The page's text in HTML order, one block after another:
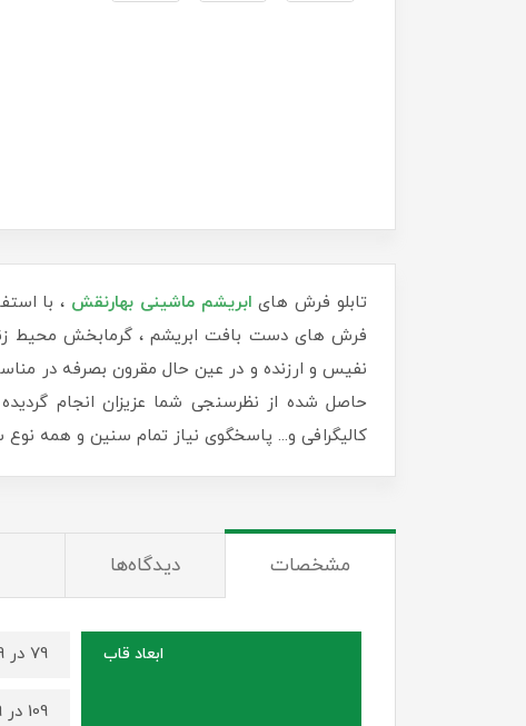
تابلو فرش های ابریشم ماشینی بهارنقش ، با
فرش های دست بافت ابریشم ، گرمابخش محیط
نفیس و ارزنده و در عین حال مقرون بصرفه در
حاصل شده از نظرسنجی شما عزیزان انجام
کالیگرافی و... پاسخگوی نیاز تمام سنین و همه
مشخصات دیدگاه‌ها
ابعاد قاب 79 در 59 سانتی متر (برای سایز 70 در 50)
109 در 79 سانتی متر (برای سایز 100 در 70)